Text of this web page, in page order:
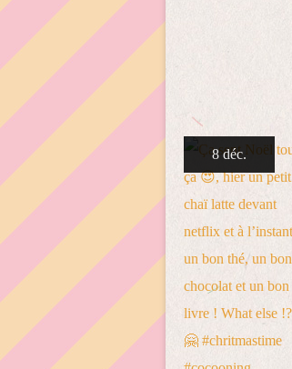
8 déc.